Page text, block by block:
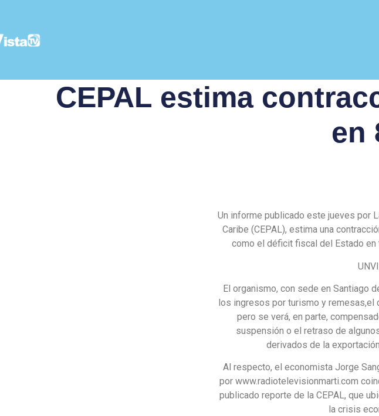
CEPAL estima
en
Un informe publicado este jueves por
Caribe (CEPAL), estima una
como el déficit fiscal del Estado en
El organismo, con sede en Santiago
los ingresos por turismo y remesas,el
pero se verá, en parte,
suspensión o el retraso de
derivados de la
Al respecto, el economista Jorge
por www.radiotelevisionmarti.com
publicado reporte de la CEPAL, que
la crisis